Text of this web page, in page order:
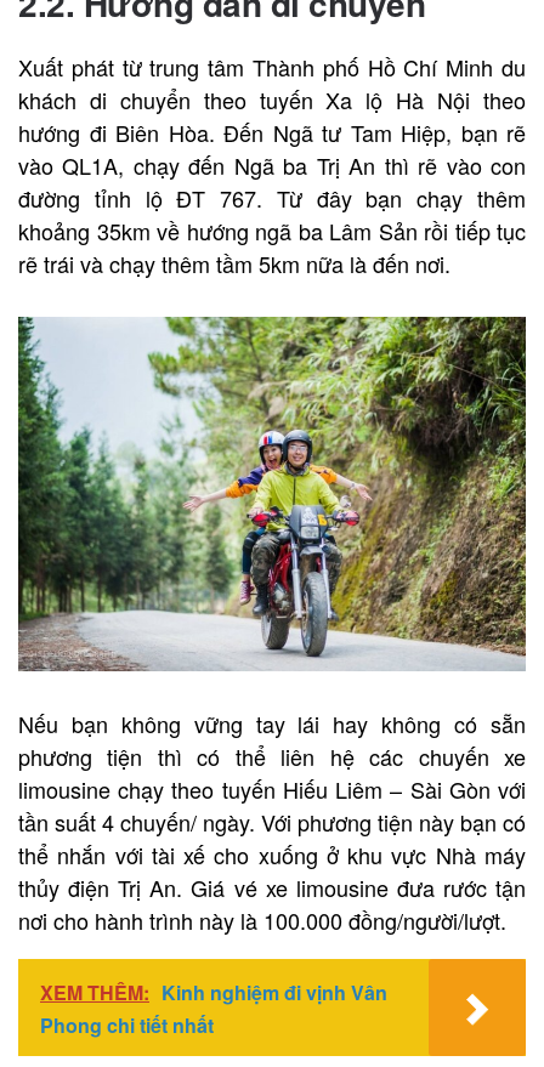
Xuất phát từ trung tâm Thành phố Hồ Chí Minh du
khách di chuyển theo tuyến Xa lộ Hà Nội theo
hướng đi Biên Hòa. Đến Ngã tư Tam Hiệp, bạn rẽ
vào QL1A, chạy đến Ngã ba Trị An thì rẽ vào con
đường tỉnh lộ ĐT 767. Từ đây bạn chạy thêm
khoảng 35km về hướng ngã ba Lâm Sản rồi tiếp tục
rẽ trái và chạy thêm tầm 5km nữa là đến nơi.
Nếu bạn không vững tay lái hay không có sẵn
phương tiện thì có thể liên hệ các chuyến xe
limousine chạy theo tuyến Hiếu Liêm – Sài Gòn với
tần suất 4 chuyến/ ngày. Với phương tiện này bạn có
thể nhắn với tài xế cho xuống ở khu vực Nhà máy
thủy điện Trị An. Giá vé xe limousine đưa rước tận
nơi cho hành trình này là 100.000 đồng/người/lượt.
XEM THÊM: Kinh nghiệm đi vịnh Vân
Phong chi tiết nhất